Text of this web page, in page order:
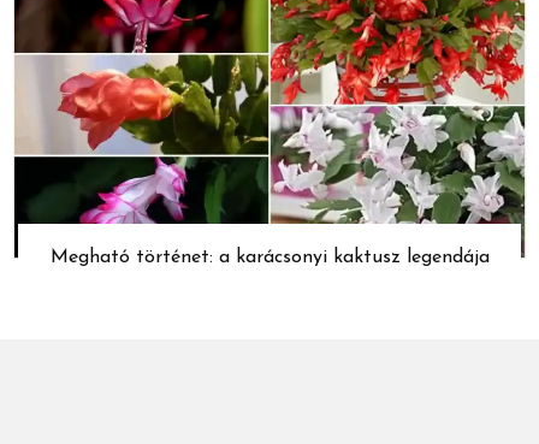
Megható történet: a karácsonyi kaktusz legendája